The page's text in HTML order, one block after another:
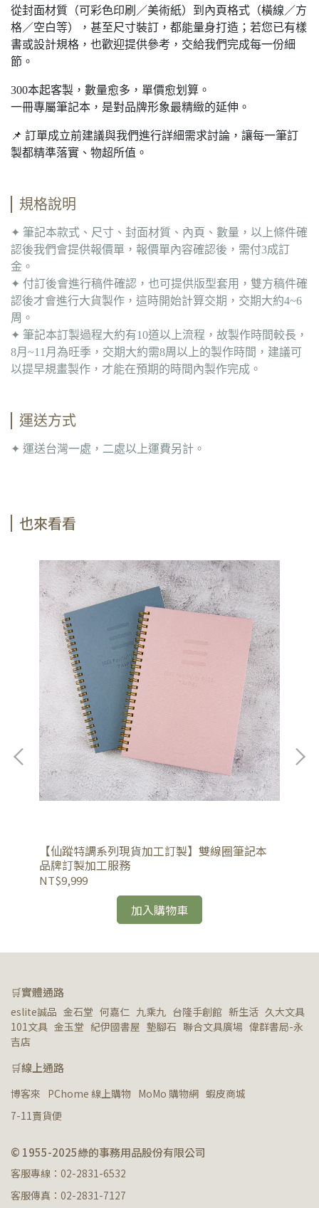
從封面材質（可彩色印刷／美術紙）到內頁格式（橫線／方
格／空白等），甚至尺寸裝訂，都能量身打造；若您已有樣
書或設計規格，也歡迎提供參考，交給我們完成每一份細
節。
300本起客製，數量愈多，單價愈划算。
一冊專屬筆記本，是對品牌形象最精緻的延伸。
📌 訂單成立前建議與我們進行詳細需求討論，讓每一筆訂
製都精準落實、物超所值。
規格說明
✦ 筆記本款式、尺寸、封面材質、內頁、數量，以上條件確
認後我們會提供報價單，報價單內容確認後，需付3成訂
金。
✦ 付訂後會進行稿件確認，也可提供版型套用，雙方稿件確
認後才會進行大貨製作，這時開始計算交期，交期大約4~6
周。
✦ 筆記本訂製過程大約有10道以上流程，故製作時間較長，
8月~11月為旺季，交期大約需8周以上的製作時間，建議可
以提早規畫製作，才能在預期的時間內製作完成。
運送方式
✦ 運送台灣一處，二處以上運費另計。
也來看看
【仙蹤特調系列現貨加工訂製】雙線圈筆記本
品牌訂製加工服務
NT$9,999
加入購物車
🛒實體通路
eslite誠品   金石堂   何嘉仁   九乘九   台隆手創館   新生活   久大文具
101文具   金玉堂   紀伊國書屋   墊腳石   聯合文具廣場   偉群書局-永
吉店
🛒線上通路
博客來 PChome 線上購物 MoMo 購物網 蝦皮商城
7-11賣貨便
© 1955-2025綠的事務用品股份有限公司
客服專線：02-2831-6532
客服傳真：02-2831-7127